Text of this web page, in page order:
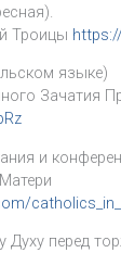
Троицы
языке)
Зачатия
и
Духу перед